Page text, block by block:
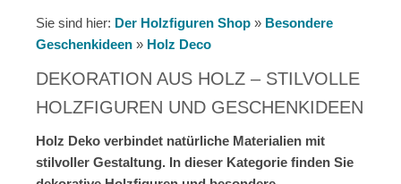
Sie sind hier: Der Holzfiguren Shop » Besondere
Geschenkideen » Holz Deco
DEKORATION AUS HOLZ – STILVOLLE
HOLZFIGUREN UND GESCHENKIDEEN
Holz Deko verbindet natürliche Materialien mit
stilvoller Gestaltung. In dieser Kategorie finden Sie